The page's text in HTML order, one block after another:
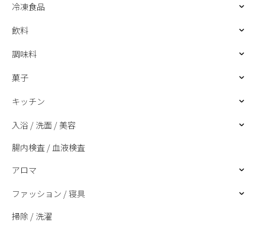
冷凍食品
飲料
調味料
菓子
キッチン
入浴 / 洗面 / 美容
腸内検査 / 血液検査
アロマ
ファッション / 寝具
掃除 / 洗濯